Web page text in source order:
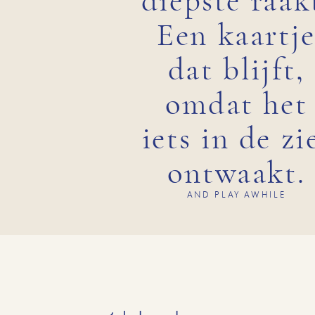
Een kaartje
dat blijft,
omdat het
iets in de
ontwaakt.
AND PLAY AWHILE